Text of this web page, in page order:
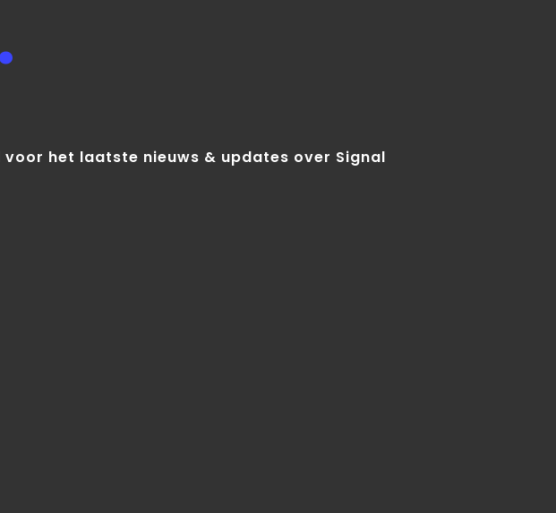
.
voor het laatste nieuws & updates over Signal